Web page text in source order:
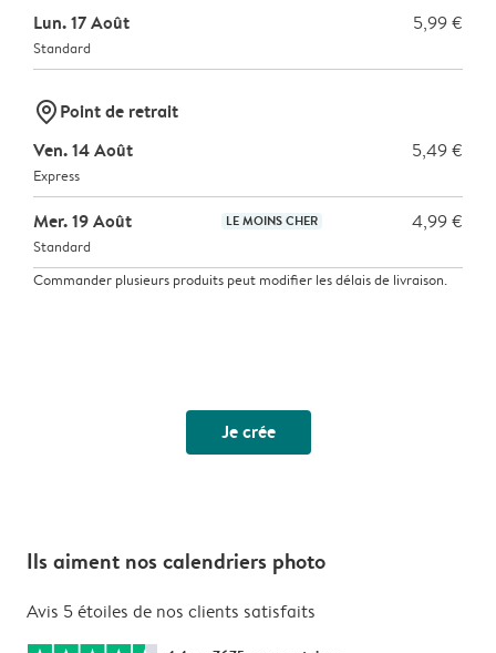
Lun. 17 Août 5,99 €
Standard
marker-pinPoint de retrait
Ven. 14 Août
5,49 €
Express
Mer. 19 Août LE MOINS CHER 4,99 €
Standard
Commander plusieurs produits peut modifier les délais de livraison.
Je crée
Ils aiment nos calendriers photo
Avis 5 étoiles de nos clients satisfaits